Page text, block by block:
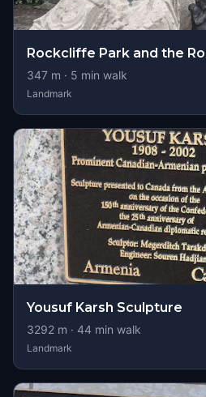
Rockcliffe Park and the
347 m · 5 min walk
Landmark
Yousuf Karsh Sculpture
3292 m · 44 min walk
Landmark